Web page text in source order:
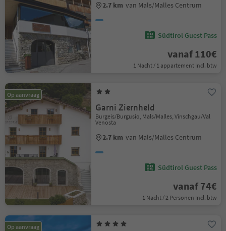
2.7 km van Mals/Malles Centrum
Südtirol Guest Pass
vanaf 110€
1 Nacht / 1 appartement Incl. btw
Op aanvraag
Garni Ziernheld
Burgeis/Burgusio, Mals/Malles, Vinschgau/Val
Venosta
2.7 km van Mals/Malles Centrum
Südtirol Guest Pass
vanaf 74€
1 Nacht / 2 Personen Incl. btw
Op aanvraag